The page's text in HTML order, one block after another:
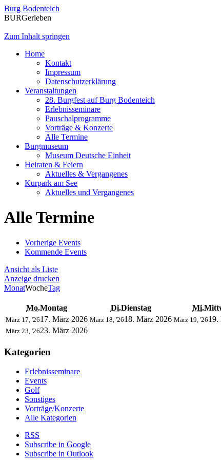
Burg Bodenteich
BURGerleben
Zum Inhalt springen
Home
Kontakt
Impressum
Datenschutzerklärung
Veranstaltungen
28. Burgfest auf Burg Bodenteich
Erlebnisseminare
Pauschalprogramme
Vorträge & Konzerte
Alle Termine
Burgmuseum
Museum Deutsche Einheit
Heiraten & Feiern
Aktuelles & Vergangenes
Kurpark am See
Aktuelles und Vergangenes
Alle Termine
Vorherige Events
Kommende Events
Ansicht als Liste
Anzeige drucken
MonatWocheTag
Mo.Montag Di.Dienstag Mi.
März 17, '2617. März 2026 März 18, '2618. März 2026 März 19, '2619.
März 23, '2623. März 2026
Kategorien
Erlebnisseminare
Events
Golf
Sonstiges
Vorträge/Konzerte
Alle Kategorien
RSS
Subscribe in Google
Subscribe in Outlook